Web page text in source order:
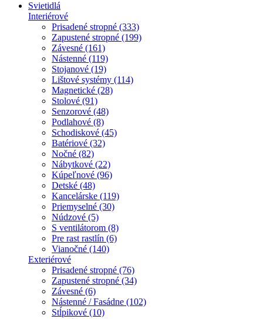
Svietidlá
Interiérové
Prisadené stropné (333)
Zapustené stropné (199)
Závesné (161)
Nástenné (119)
Stojanové (19)
Lištové systémy (114)
Magnetické (28)
Stolové (91)
Senzorové (48)
Podlahové (8)
Schodiskové (45)
Batériové (32)
Nočné (82)
Nábytkové (22)
Kúpeľnové (96)
Detské (48)
Kancelárske (119)
Priemyselné (30)
Núdzové (5)
S ventilátorom (8)
Pre rast rastlín (6)
Vianočné (140)
Exteriérové
Prisadené stropné (76)
Zapustené stropné (34)
Závesné (6)
Nástenné / Fasádne (102)
Stĺpikové (10)